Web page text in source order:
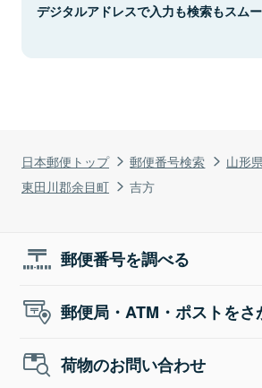
日本郵便トップ 郵便番号検索
山形県
東田川郡余目町
吉方
デジタルアドレスで入力も検索もスムー
郵便番号を調べる
郵便局・ATM・ポストをさ
荷物のお問い合わせ